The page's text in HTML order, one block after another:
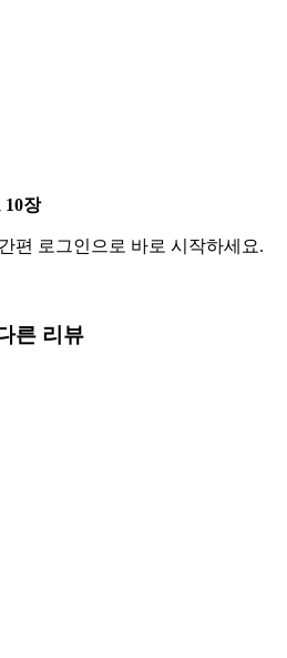
10장
편 로그인으로 바로 시작하세요.
른 리뷰